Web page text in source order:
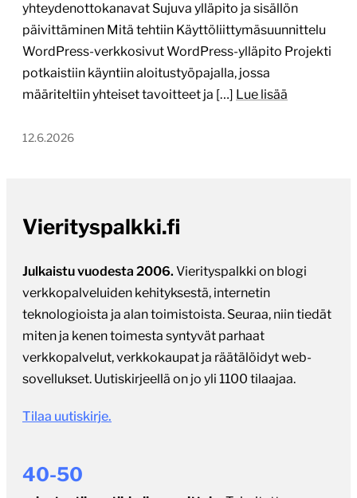
yhteydenottokanavat Sujuva ylläpito ja sisällön
päivittäminen Mitä tehtiin Käyttöliittymäsuunnittelu
WordPress-verkkosivut WordPress-ylläpito Projekti
potkaistiin käyntiin aloitustyöpajalla, jossa
määriteltiin yhteiset tavoitteet ja […] Lue lisää
12.6.2026
Vierityspalkki.fi
Julkaistu vuodesta 2006. Vierityspalkki on blogi
verkkopalveluiden kehityksestä, internetin
teknologioista ja alan toimistoista. Seuraa, niin tiedät
miten ja kenen toimesta syntyvät parhaat
verkkopalvelut, verkkokaupat ja räätälöidyt web-
sovellukset. Uutiskirjeellä on jo yli 1100 tilaajaa.
Tilaa uutiskirje.
40-50